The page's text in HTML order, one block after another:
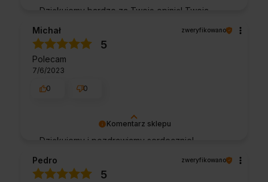
Dziękujemy bardzo za Twoją opinię! Twoja
wiemy, że jesteśmy na właściwym torze :) Z
pozdrowieniami, obsługa sklepu.
Komentarz sklepu
Dziękujemy i pozdrawiamy serdecznie!
Michał zweryfikowano
5
Polecam
7/6/2023
0
0
Pedro zweryfikowano
5